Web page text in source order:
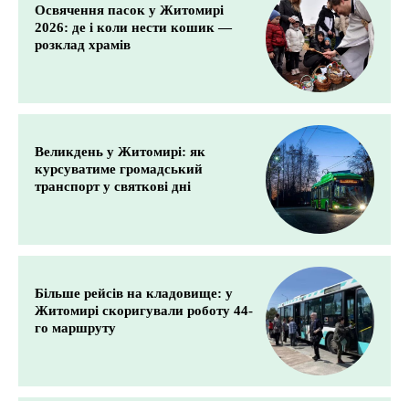
Освячення пасок у Житомирі
2026: де і коли нести кошик —
розклад храмів
Великдень у Житомирі: як
курсуватиме громадський
транспорт у святкові дні
Більше рейсів на кладовище: у
Житомирі скоригували роботу 44-
го маршруту